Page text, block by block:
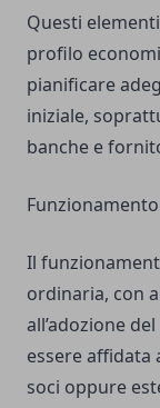
Questi
profilo
pianificare
iniziale,
banche e
Il
ordinaria, con
all’adozione
essere
soci oppure